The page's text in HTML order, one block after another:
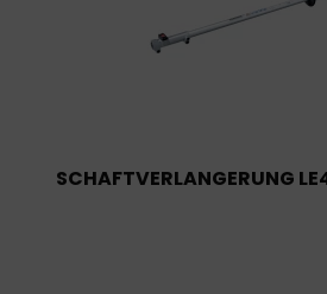
SCHAFTVERLANGERUNG